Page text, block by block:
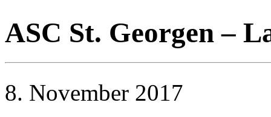
ASC St. Georgen –
8. November 2017